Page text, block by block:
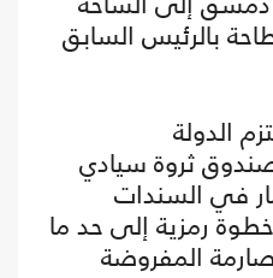
بالرئيس السابق
الدولة
صندوق ثروة سيادي
في السندات
خطوة رمزية إلى حد ما
المفروضة